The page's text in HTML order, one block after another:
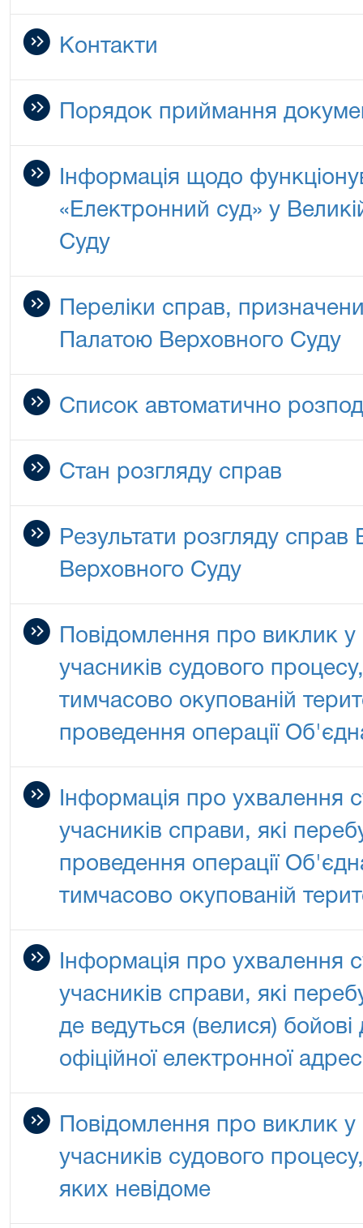
Контакти
Порядок приймання
Інформація щодо
«Електронний суд» у
Суду
Переліки справ,
Палатою Верховного Суду
Список автоматично
Стан розгляду справ
Результати розгляду
Верховного Суду
Повідомлення про виклик
учасників судового
тимчасово окупованій
проведення операції
Інформація про ухвалення
учасників справи, які
проведення операції
тимчасово окупованій
Інформація про ухвалення
учасників справи, які
де ведуться (велися) бойові
офіційної електронної
Повідомлення про виклик
учасників судового
яких невідоме